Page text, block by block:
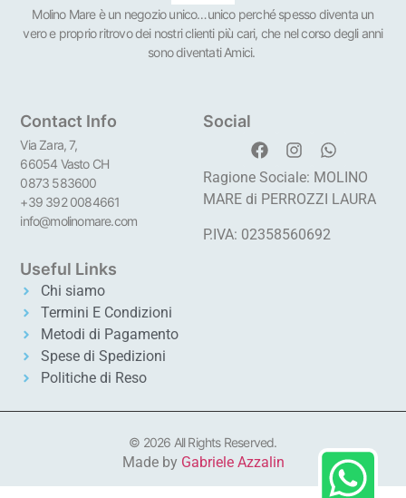
Molino Mare è un negozio unico…unico perché spesso diventa un
vero e proprio ritrovo dei nostri clienti più cari, che nel corso degli anni
sono diventati Amici.
Contact Info
Via Zara, 7,
66054 Vasto CH
0873 583600
+39 392 0084661
info@molinomare.com
Social
Ragione Sociale: MOLINO
MARE di PERROZZI LAURA
P.IVA: 02358560692
Useful Links
Chi siamo
Termini E Condizioni
Metodi di Pagamento
Spese di Spedizioni
Politiche di Reso
© 2026 All Rights Reserved.
Made by Gabriele Azzalin